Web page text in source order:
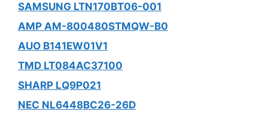
SAMSUNG LTN170BT06-001
AMP AM-800480STMQW-B0
AUO B141EW01V1
TMD LT084AC37100
SHARP LQ9P021
NEC NL6448BC26-26D